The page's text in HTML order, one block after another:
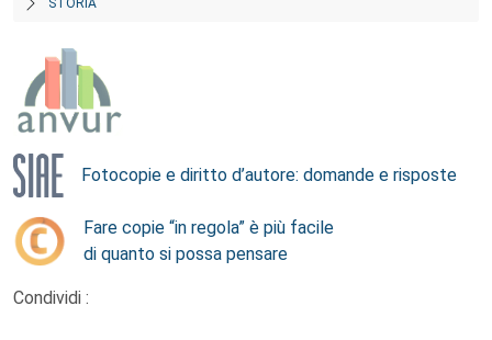
STORIA
Fotocopie e diritto d’autore: domande e risposte
Fare copie “in regola” è più facile
di quanto si possa pensare
Condividi :